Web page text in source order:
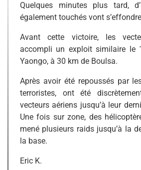
Quelques minutes plus tard,
également touchés vont
Avant cette victoire, les
accompli un exploit similaire le
Yaongo, à 30 km de Boulsa.
Après avoir été repoussés par
terroristes, ont été
vecteurs aériens jusqu’à leur
Une fois sur zone, des
mené plusieurs raids jusqu’à la
la base.
Eric K.